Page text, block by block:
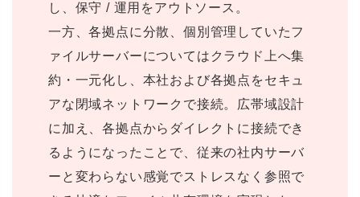
し、保守 / 運用をアウトソース。
一方、各拠点に分散、個別管理していたフ
ァイルサーバーについてはクラウド上へ集
約・一元化し、本社および各拠点をセキュ
アな閉域ネットワークで接続。広帯域設計
に加え、各拠点からダイレクトに接続でき
るようになったことで、従来の社内サーバ
ーと変わらない感覚でストレスなく参照で